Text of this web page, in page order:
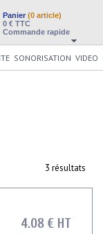
Panier (0 article)
0 € TTC
Commande rapide
SONORISATION VIDEO
3 résultats
4.08 € HT